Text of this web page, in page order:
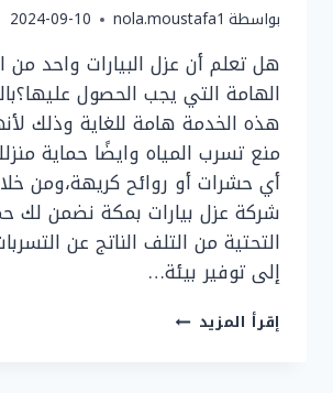
بواسطة nola.moustafa1
2024-09-10
هل تعلم أن عزل البيارات واحد من
الهامة التي يجب الحصول
هذه الخدمة هامة للغاية وذلك
منع تسرب المياه وايضًا حماية
أي حشرات أو روائح كريهة،ومن
شركة عزل بيارات بمكة نضمن لك
التحتية من التلف الناتج عن
إلى توفير بيئة…
إقرأ المزيد شركة